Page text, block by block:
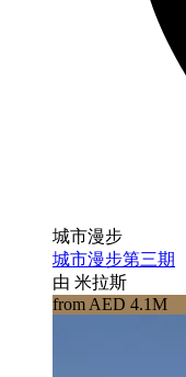
城市漫步
城市漫步第三期
由 米拉斯
from AED 4.1M